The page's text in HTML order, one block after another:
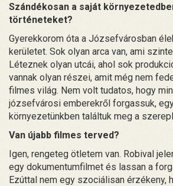
Szándékosan a saját
történeteket?
Gyerekkorom óta a Józsefvárosban
kerületet. Sok olyan arca van, ami
Léteznek olyan utcái, ahol sok
vannak olyan részei, amit még nem
filmes világ. Nem volt tudatos, hogy
józsefvárosi emberekről forgassuk,
környezetünkben találtuk meg a
Van újabb filmes terved?
Igen, rengeteg ötletem van. Robival
egy dokumentumfilmet és lassan a
Ezúttal nem egy szociálisan érzékeny,